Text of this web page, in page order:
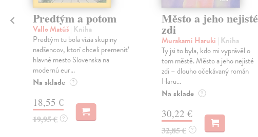
Predtým a potom
Vallo Matúš| Kniha
Predtým tu bola vízia skupiny
nadšencov, ktorí chceli premeniť
hlavné mesto Slovenska na
modernú eur...
Na sklade ?
18,55 €
19,95 € ?
Město a jeho nejisté
zdi
Murakami Haruki | Kniha
Ty jsi to byla, kdo mi vyprávěl o
tom městě. Město a jeho nejisté
zdi – dlouho očekávaný román
Haru...
Na sklade ?
30,22 €
32,85 € ?